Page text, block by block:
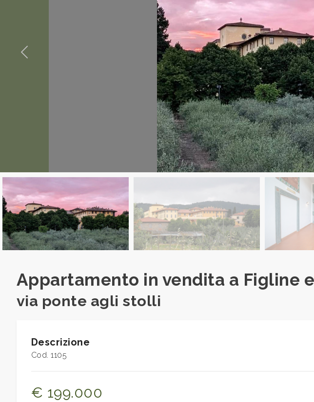
Appartamento in vendita a Figline
via ponte agli stolli
Descrizione
Cod. 1105
€ 199.000
Qualsiasi
Residenziali
Industriali
Prezzo